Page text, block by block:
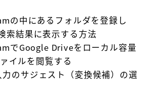
の中にあるフォルダを登録し
索結果に表示する方法
でGoogle Driveをローカル容量
イルを閲覧する
のサジェスト（変換候補）の選